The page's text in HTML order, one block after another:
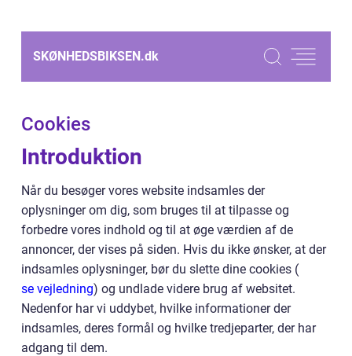
SKØNHEDSBIKSEN.dk
Cookies
Introduktion
Når du besøger vores website indsamles der
oplysninger om dig, som bruges til at tilpasse og
forbedre vores indhold og til at øge værdien af de
annoncer, der vises på siden. Hvis du ikke ønsker, at der
indsamles oplysninger, bør du slette dine cookies (
se vejledning) og undlade videre brug af websitet.
Nedenfor har vi uddybet, hvilke informationer der
indsamles, deres formål og hvilke tredjeparter, der har
adgang til dem.